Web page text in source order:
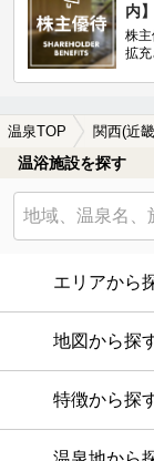
内】
株
拡充
温泉TOP 関西(近
温浴施設を探す
エリアから
地図から探
特徴から探